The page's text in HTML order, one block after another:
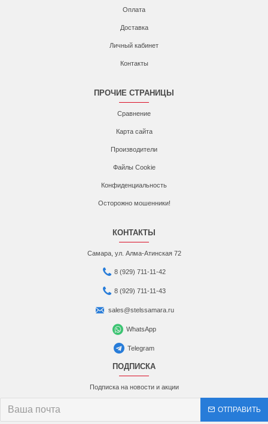
Оплата
Доставка
Личный кабинет
Контакты
ПРОЧИЕ СТРАНИЦЫ
Сравнение
Карта сайта
Производители
Файлы Cookie
Конфиденциальность
Осторожно мошенники!
КОНТАКТЫ
Самара, ул. Алма-Атинская 72
8 (929) 711-11-42
8 (929) 711-11-43
sales@stelssamara.ru
WhatsApp
Telegram
ПОДПИСКА
Подписка на новости и акции
ОТПРАВИТЬ